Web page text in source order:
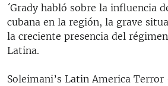
´Grady habló sobre la influencia
cubana en la región, la grave
la creciente presencia del
Latina.
Soleimani’s Latin America Terror